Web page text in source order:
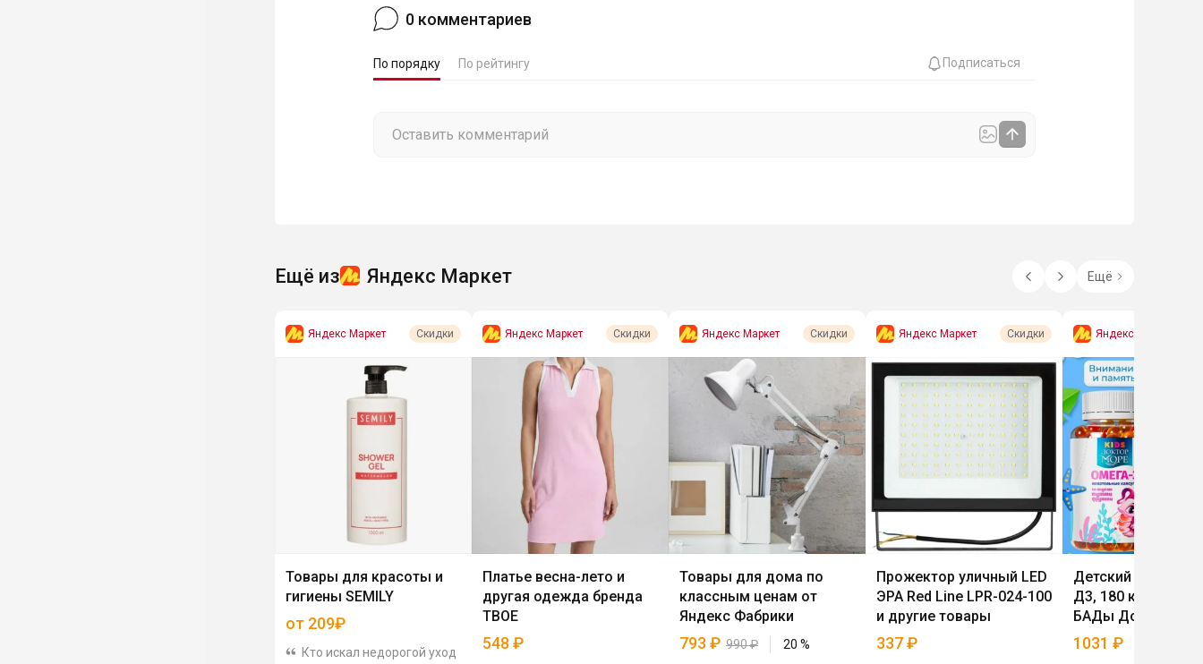
0 комментариев
По порядку По рейтингу Подписаться
Ещё из Яндекс Маркет Ещё
Яндекс Маркет Скидки
Товары для красоты и
гигиены SEMILY
от 209₽
Кто искал недорогой уход
Яндекс Маркет Скидки
Платье весна-лето и
другая одежда бренда
ТВОЕ
548 ₽
Яндекс Маркет Скидки
Товары для дома по
классным ценам от
Яндекс Фабрики
793 ₽ 990₽ 20 %
Яндекс Маркет Скидки
Прожектор уличный LED
ЭРА Red Line LPR-024-100
и другие товары
337₽
Яндекс Маркет
Детский набор
Д3, 180 капсул и
БАДы Доктор
1031 ₽